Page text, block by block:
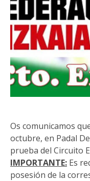
Os comunicamos
octubre, en Padal
prueba del Circuito
IMPORTANTE: Es
posesión de la